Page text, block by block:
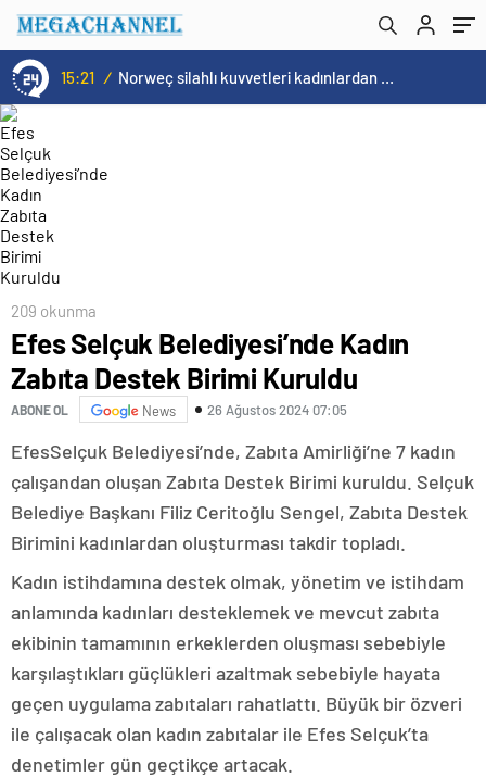
15:21 / Norweç silahlı kuvvetleri kadınlardan oluşan özel kuvvetler eğitimlerini başlattı.
209 okunma
Efes Selçuk Belediyesi’nde Kadın
Zabıta Destek Birimi Kuruldu
ABONE OL News 26 Ağustos 2024 07:05
EfesSelçuk Belediyesi’nde, Zabıta Amirliği’ne 7 kadın
çalışandan oluşan Zabıta Destek Birimi kuruldu. Selçuk
Belediye Başkanı Filiz Ceritoğlu Sengel, Zabıta Destek
Birimini kadınlardan oluşturması takdir topladı.
Kadın istihdamına destek olmak, yönetim ve istihdam
anlamında kadınları desteklemek ve mevcut zabıta
ekibinin tamamının erkeklerden oluşması sebebiyle
karşılaştıkları güçlükleri azaltmak sebebiyle hayata
geçen uygulama zabıtaları rahatlattı. Büyük bir özveri
ile çalışacak olan kadın zabıtalar ile Efes Selçuk’ta
denetimler gün geçtikçe artacak.